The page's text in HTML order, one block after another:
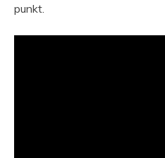
punkt.